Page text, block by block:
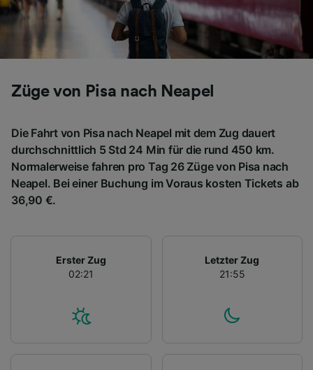
Züge von Pisa nach Neapel
Die Fahrt von Pisa nach Neapel mit dem Zug dauert
durchschnittlich 5 Std 24 Min für die rund 450 km.
Normalerweise fahren pro Tag 26 Züge von Pisa nach
Neapel. Bei einer Buchung im Voraus kosten Tickets ab
36,90 €.
Erster Zug
02:21
Letzter Zug
21:55